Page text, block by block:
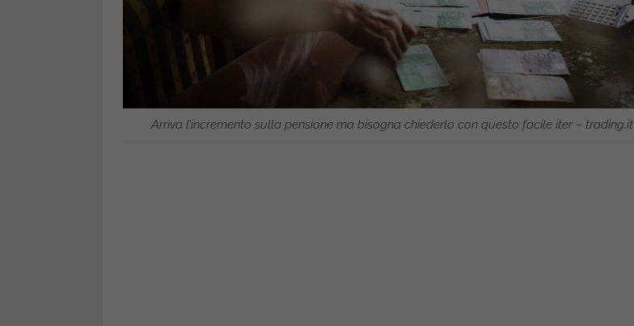
Arriva l’incremento sulla pensione ma bisogna chiederlo con questo facile iter – trading.it